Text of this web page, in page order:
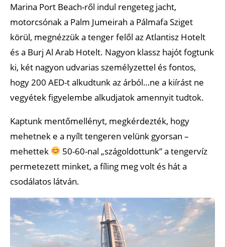
Marina Port Beach-ről indul rengeteg jacht,
motorcsónak a Palm Jumeirah a Pálmafa Sziget
körül, megnézzük a tenger felől az Atlantisz Hotelt
és a Burj Al Arab Hotelt. Nagyon klassz hajót fogtunk
ki, két nagyon udvarias személyzettel és fontos,
hogy 200 AED-t alkudtunk az árból…ne a kiírást ne
vegyétek figyelembe alkudjatok amennyit tudtok.
Kaptunk mentőmellényt, megkérdezték, hogy
mehetnek e a nyílt tengeren velünk gyorsan –
mehettek
50-60-nal „szágoldottunk” a tengervíz
permetezett minket, a fíling meg volt és hát a
csodálatos látván.